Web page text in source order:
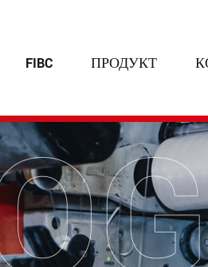
FIBC ПРОДУКТ